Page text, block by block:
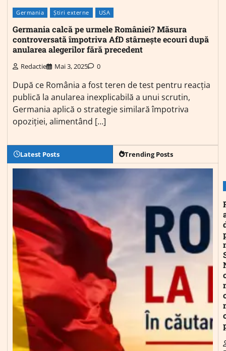
Germania Știri externe USA
Germania calcă pe urmele României? Măsura
controversată împotriva AfD stârnește ecouri după
anularea alegerilor fără precedent
Redactie Mai 3, 2025 0
După ce România a fost teren de test pentru reacția
publică la anularea inexplicabilă a unui scrutin,
Germania aplică o strategie similară împotriva
opoziției, alimentând […]
Latest Posts Trending Posts